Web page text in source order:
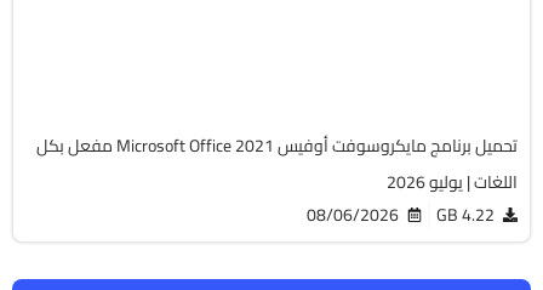
تحميل برنامج مايكروسوفت أوفيس Microsoft Office 2021 مفعل بكل
اللغات | يوليو 2026
4.22 GB
08/06/2026